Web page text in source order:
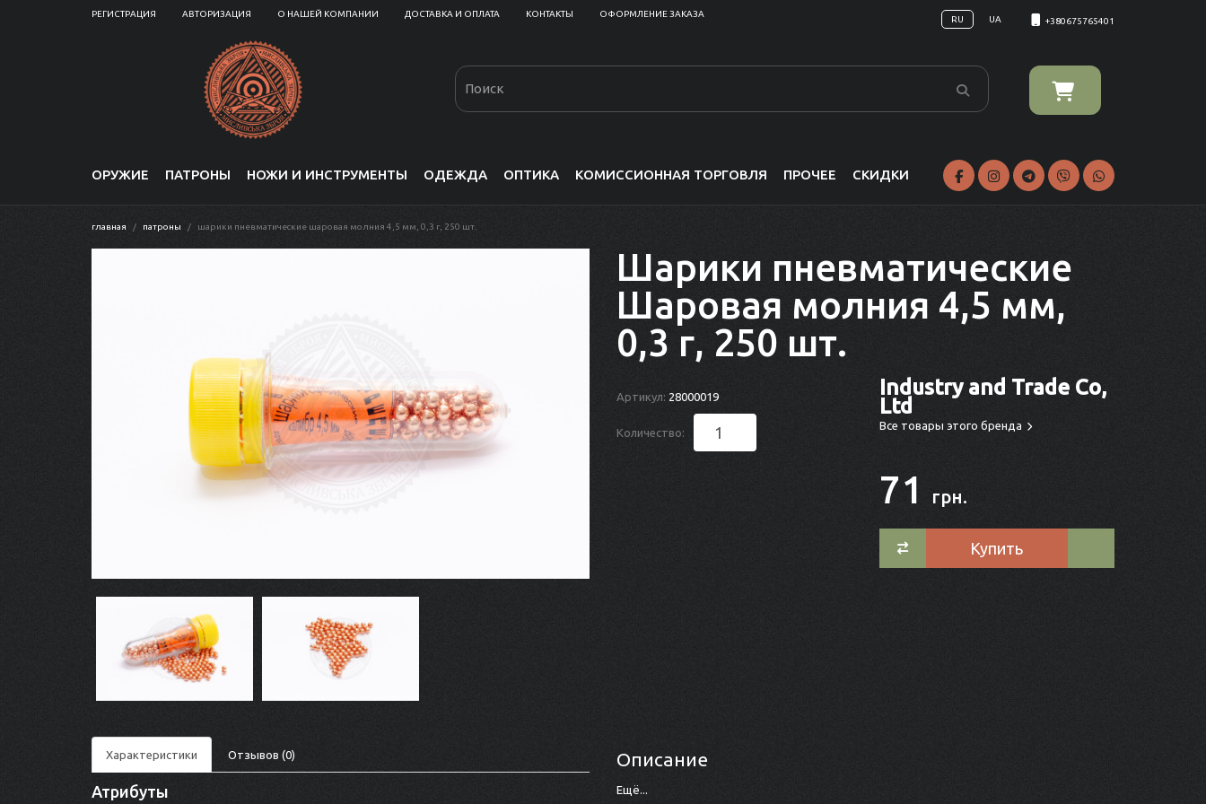
РЕГИСТРАЦИЯ АВТОРИЗАЦИЯ О НАШЕЙ КОМПАНИИ ДОСТАВКА И ОПЛАТА КОНТАКТЫ ОФОРМЛЕНИЕ ЗАКАЗА
RU UA +380675765401
ОРУЖИЕ ПАТРОНЫ НОЖИ И ИНСТРУМЕНТЫ ОДЕЖДА ОПТИКА КОМИССИОННАЯ ТОРГОВЛЯ ПРОЧЕЕ СКИДКИ
главная патроны шарики пневматические шаровая молния 4,5 мм, 0,3 г, 250 шт.
Шарики пневматические
Шаровая молния 4,5 мм,
0,3 г, 250 шт.
Артикул: 28000019
Количество:
Industry and Trade Co,
Ltd
Все товары этого бренда
71 грн.
Купить
Характеристики Отзывов (0)
Атрибуты
Описание
Ещё...